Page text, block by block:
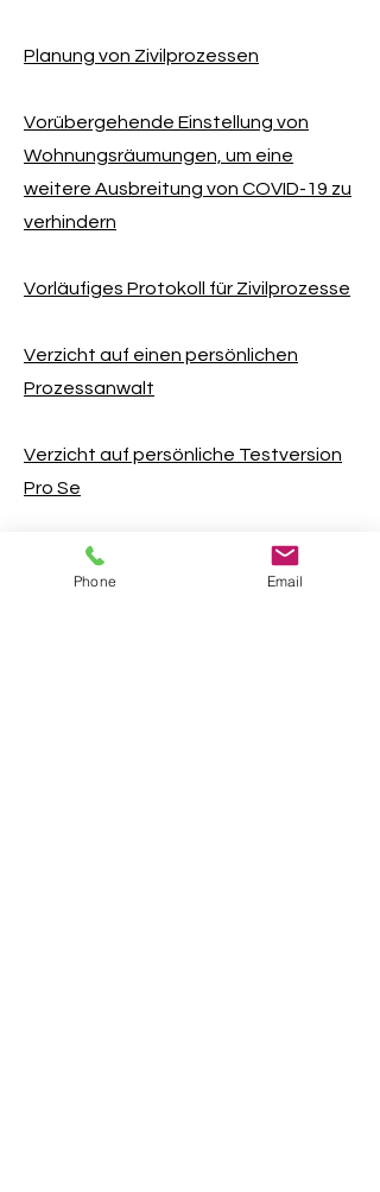
Planung von Zivilprozessen
Vorübergehende Einstellung von
Wohnungsräumungen, um eine
weitere Ausbreitung von COVID-19 zu
verhindern
Vorläufiges Protokoll für Zivilprozesse
Verzicht auf einen persönlichen
Prozessanwalt
Verzicht auf persönliche Testversion
Pro Se
Cherokee County, Georgia "Wo die Metro auf
die Berge trifft" | © Cherokee County Board of
Phone Email